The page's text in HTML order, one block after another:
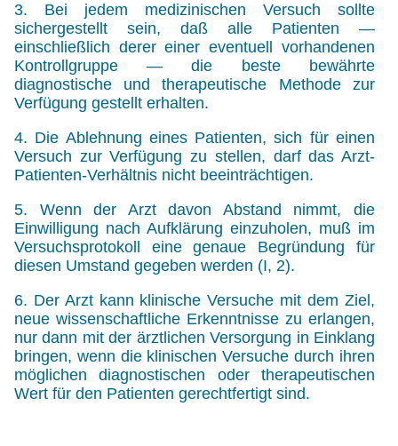
3. Bei jedem medizinischen Versuch sollte
sichergestellt sein, daß alle Patienten —
einschließlich derer einer eventuell vorhandenen
Kontrollgruppe — die beste bewährte
diagnostische und therapeutische Methode zur
Verfügung gestellt erhalten.
4. Die Ablehnung eines Patienten, sich für einen
Versuch zur Verfügung zu stellen, darf das Arzt-
Patienten-Verhältnis nicht beeinträchtigen.
5. Wenn der Arzt davon Abstand nimmt, die
Einwilligung nach Aufklärung einzuholen, muß im
Versuchsprotokoll eine genaue Begründung für
diesen Umstand gegeben werden (I, 2).
6. Der Arzt kann klinische Versuche mit dem Ziel,
neue wissenschaftliche Erkenntnisse zu erlangen,
nur dann mit der ärztlichen Versorgung in Einklang
bringen, wenn die klinischen Versuche durch ihren
möglichen diagnostischen oder therapeutischen
Wert für den Patienten gerechtfertigt sind.